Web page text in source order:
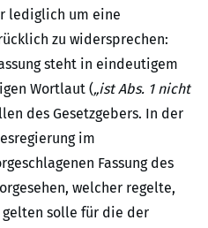
lediglich um eine
zu widersprechen:
steht in eindeutigem
Wortlaut („ist Abs. 1 nicht
des Gesetzgebers. In der
im
Fassung des
welcher regelte,
gelten solle für die der